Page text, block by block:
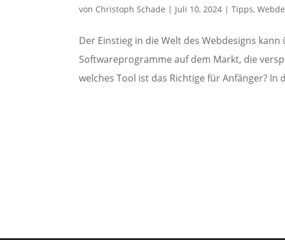
von Christoph Schade | Juli 10, 2024 |Tipps,
Der Einstieg in die Welt des Webdesigns
Softwareprogramme auf dem Markt, die
welches Tool ist das Richtige für Anfänger? In